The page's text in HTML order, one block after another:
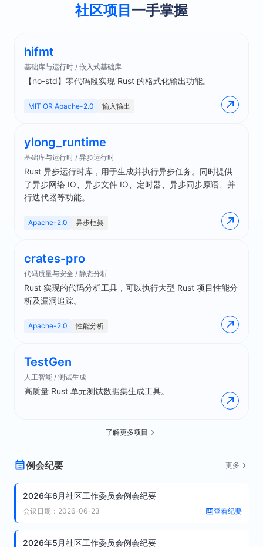
社区项目 一手掌握
hifmt
基础库与运行时 / 嵌入式基础库
【no-std】零代码段实现 Rust 的格式化输出功能。
MIT OR Apache-2.0 输入输出
ylong_runtime
基础库与运行时 / 异步运行时
Rust 异步运行时库，用于生成并执行异步任务。同时提供
了异步网络 IO、异步文件 IO、定时器、异步同步原语、并
行迭代器等功能。
Apache-2.0 异步框架
crates-pro
代码质量与安全 / 静态分析
Rust 实现的代码分析工具，可以执行大型 Rust 项目性能分
析及漏洞追踪。
Apache-2.0 性能分析
TestGen
人工智能 / 测试生成
高质量 Rust 单元测试数据集生成工具。
了解更多项目
例会纪要 更多
2026年6月社区工作委员会例会纪要
会议日期：2026-06-23 查看纪要
2026年5月社区工作委员会例会纪要